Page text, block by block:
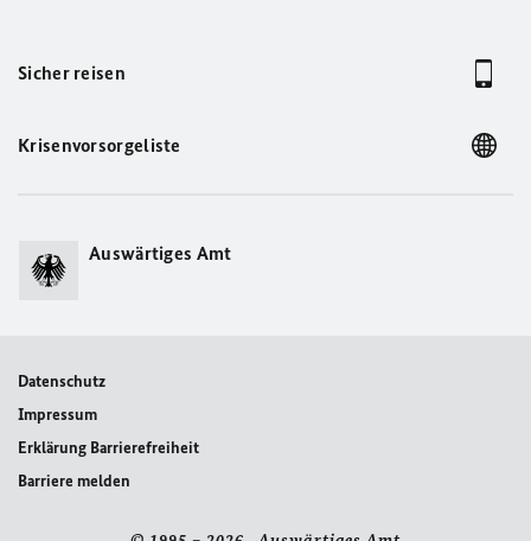
Sicher reisen
Krisenvorsorgeliste
Auswärtiges Amt
Datenschutz
Impressum
Erklärung Barrierefreiheit
Barriere melden